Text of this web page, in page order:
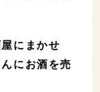
にまかせ
にお酒を売